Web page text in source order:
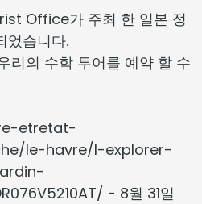
Office가 주최 한 일본 정
었습니다.
리의 수학 투어를 예약 할 수
etretat-
le-havre/l-explorer-
- 8월 31일